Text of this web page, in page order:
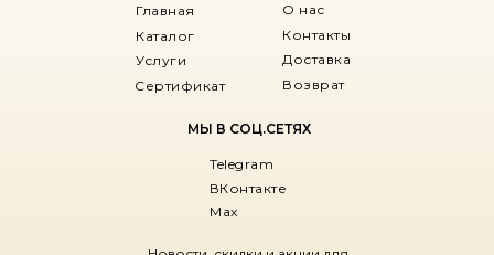
Главная
Услуги Доставка
О нас
Контакты
Каталог
Возврат
Сертификат
МЫ В СОЦ.СЕТЯХ
Telegram
ВКонтакте
Max